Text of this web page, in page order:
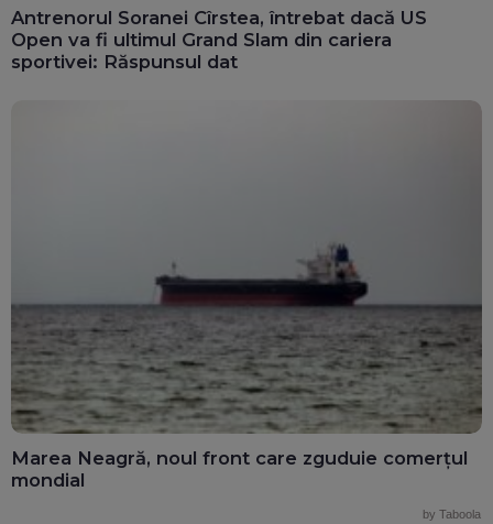
Antrenorul Soranei Cîrstea, întrebat dacă US
Open va fi ultimul Grand Slam din cariera
sportivei: Răspunsul dat
Marea Neagră, noul front care zguduie comerțul
mondial
by Taboola